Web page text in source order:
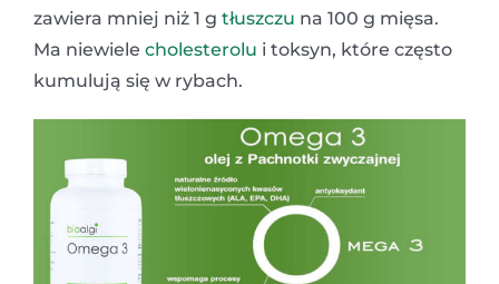
zawiera mniej niż 1 g tłuszczu na 100 g mięsa.
Ma niewiele cholesterolu i toksyn, które często
kumulują się w rybach.